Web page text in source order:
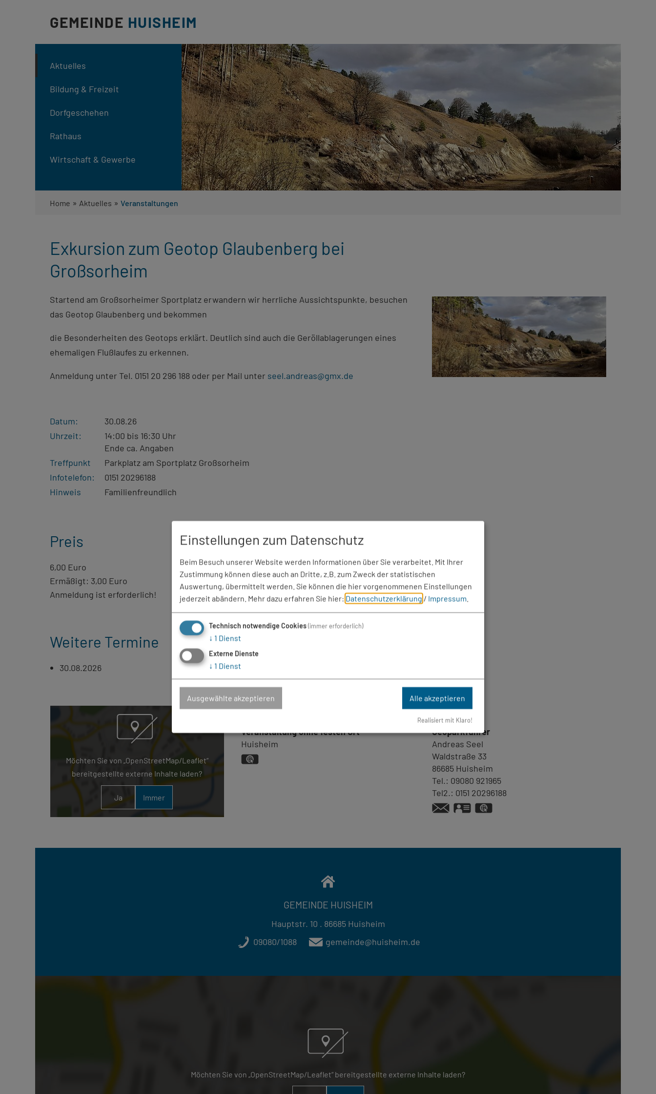
GEMEINDE HUISHEIM
Aktuelles
Bildung & Freizeit
Dorfgeschehen
Rathaus
Wirtschaft & Gewerbe
Home » Aktuelles » Veranstaltungen
Exkursion zum Geotop Glaubenberg bei
Großsorheim
Startend am Großsorheimer Sportplatz erwandern wir herrliche Aussichtspunkte, besuchen
das Geotop Glaubenberg und bekommen
die Besonderheiten des Geotops erklärt. Deutlich sind auch die Geröllablagerungen eines
ehemaligen Flußlaufes zu erkennen.
Anmeldung unter Tel. 0151 20 296 188 oder per Mail unter seel.andreas@gmx.de
Datum:
30.08.26
Uhrzeit:
14:00 bis 16:30 Uhr
Ende ca. Angaben
Treffpunkt
Parkplatz am Sportplatz Großsorheim
Infotelefon:
0151 20296188
Hinweis
Familienfreundlich
Preis
6,00 Euro
Ermäßigt: 3,00 Euro
Anmeldung ist erforderlich!
Weitere Termine
30.08.2026
Möchten Sie von „OpenStreetMap/Leaflet“
bereitgestellte externe Inhalte laden?
Ja Immer
Ort
Veranstaltung ohne festen Ort
Huisheim
Kontakt
Geoparkführer
Andreas Seel
Waldstraße 33
86685 Huisheim
Tel.: 09080 921965
Tel2.: 0151 20296188
vCard
GEMEINDE HUISHEIM
Hauptstr. 10 . 86685 Huisheim
09080/1088
gemeinde@huisheim.de
Möchten Sie von „OpenStreetMap/Leaflet“ bereitgestellte externe Inhalte laden?
Einstellungen zum Datenschutz
Beim Besuch unserer Website werden Informationen über Sie verarbeitet. Mit Ihrer
Zustimmung können diese auch an Dritte, z.B. zum Zweck der statistischen
Auswertung, übermittelt werden. Sie können die hier vorgenommenen Einstellungen
jederzeit abändern. Mehr dazu erfahren Sie hier: Datenschutzerklärung / Impressum
Technisch notwendige Cookies(immer erforderlich)
↓ 1 Dienst
Externe Dienste
↓ 1 Dienst
Ausgewählte akzeptieren Alle akzeptieren
Realisiert mit Klaro!